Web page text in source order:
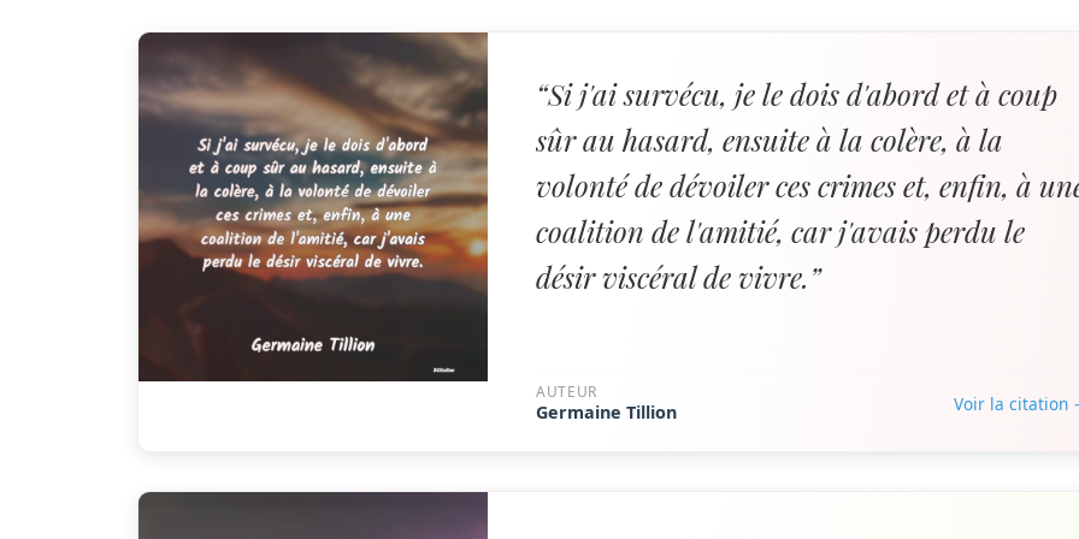
“Si j'ai survécu, je le dois d'abord et à coup
sûr au hasard, ensuite à la colère, à la
volonté de dévoiler ces crimes et, enfin, à
coalition de l'amitié, car j'avais perdu le
désir viscéral de vivre.”
AUTEUR
Germaine Tillion Voir la citation